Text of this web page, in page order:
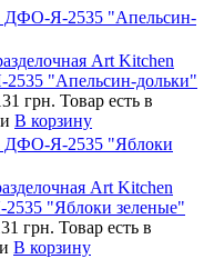
ДФО-Я-2535 "Апельсин-
Art Kitchen
"Апельсин-дольки"
грн. Товар есть в
В корзину
ДФО-Я-2535 "Яблоки
Art Kitchen
"Яблоки зеленые"
грн. Товар есть в
В корзину